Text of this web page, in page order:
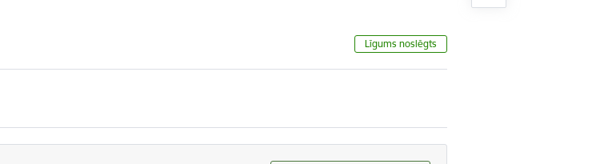
Līgums noslēgts